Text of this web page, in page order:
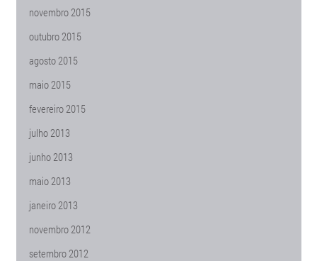
novembro 2015
outubro 2015
agosto 2015
maio 2015
fevereiro 2015
julho 2013
junho 2013
maio 2013
janeiro 2013
novembro 2012
setembro 2012